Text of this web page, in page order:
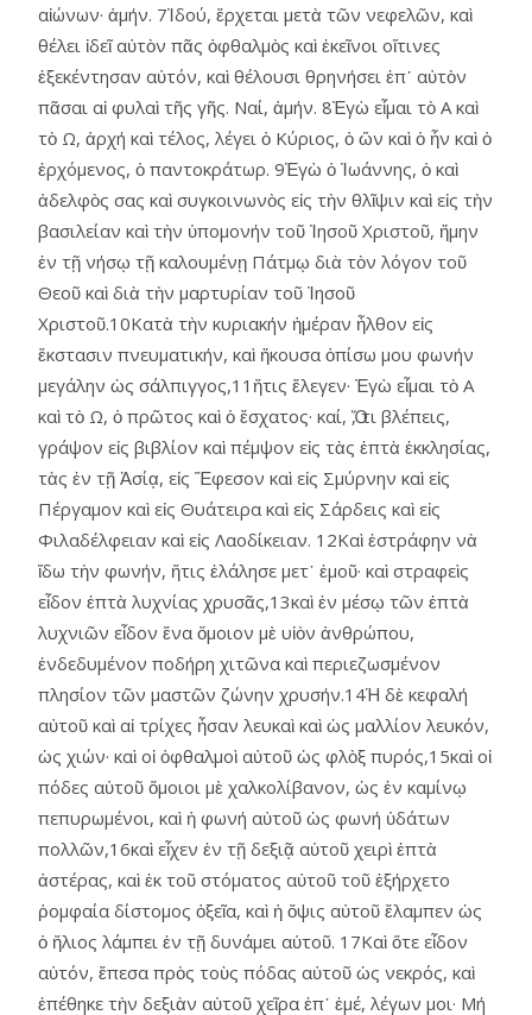
αἰώνων· ἀμήν. 7Ἰδού, ἔρχεται μετὰ τῶν νεφελῶν, καὶ
θέλει ἰδεῖ αὐτὸν πᾶς ὀφθαλμὸς καὶ ἐκεῖνοι οἵτινες
ἐξεκέντησαν αὐτόν, καὶ θέλουσι θρηνήσει ἐπ᾿ αὐτὸν
πᾶσαι αἱ φυλαὶ τῆς γῆς. Ναί, ἀμήν. 8Ἐγὼ εἶμαι τὸ Α καὶ
τὸ Ω, ἀρχή καὶ τέλος, λέγει ὁ Κύριος, ὁ ὤν καὶ ὁ ἦν καὶ ὁ
ἐρχόμενος, ὁ παντοκράτωρ. 9Ἐγὼ ὁ Ἰωάννης, ὁ καὶ
ἀδελφὸς σας καὶ συγκοινωνὸς εἰς τὴν θλῖψιν καὶ εἰς τὴν
βασιλείαν καὶ τὴν ὑπομονήν τοῦ Ἰησοῦ Χριστοῦ, ἤμην
ἐν τῇ νήσῳ τῇ καλουμένῃ Πάτμῳ διὰ τὸν λόγον τοῦ
Θεοῦ καὶ διὰ τὴν μαρτυρίαν τοῦ Ἰησοῦ
Χριστοῦ.10Κατὰ τὴν κυριακήν ἡμέραν ἦλθον εἰς
ἔκστασιν πνευματικήν, καὶ ἤκουσα ὀπίσω μου φωνήν
μεγάλην ὡς σάλπιγγος,11ἥτις ἔλεγεν· Ἐγὼ εἶμαι τὸ Α
καὶ τὸ Ω, ὁ πρῶτος καὶ ὁ ἔσχατος· καί, Ὅ, τι βλέπεις,
γράψον εἰς βιβλίον καὶ πέμψον εἰς τὰς ἑπτὰ ἐκκλησίας,
τὰς ἐν τῇ Ἀσίᾳ, εἰς Ἔφεσον καὶ εἰς Σμύρνην καὶ εἰς
Πέργαμον καὶ εἰς Θυάτειρα καὶ εἰς Σάρδεις καὶ εἰς
Φιλαδέλφειαν καὶ εἰς Λαοδίκειαν. 12Καὶ ἐστράφην νὰ
ἴδω τὴν φωνήν, ἥτις ἐλάλησε μετ᾿ ἐμοῦ· καὶ στραφεὶς
εἶδον ἑπτὰ λυχνίας χρυσᾶς,13καὶ ἐν μέσῳ τῶν ἑπτὰ
λυχνιῶν εἶδον ἕνα ὅμοιον μὲ υἱὸν ἀνθρώπου,
ἐνδεδυμένον ποδήρη χιτῶνα καὶ περιεζωσμένον
πλησίον τῶν μαστῶν ζώνην χρυσήν.14Ἡ δὲ κεφαλή
αὐτοῦ καὶ αἱ τρίχες ἦσαν λευκαὶ καὶ ὡς μαλλίον λευκόν,
ὡς χιών· καὶ οἱ ὀφθαλμοὶ αὐτοῦ ὡς φλὸξ πυρός,15καὶ οἱ
πόδες αὐτοῦ ὅμοιοι μὲ χαλκολίβανον, ὡς ἐν καμίνῳ
πεπυρωμένοι, καὶ ἡ φωνή αὐτοῦ ὡς φωνή ὑδάτων
πολλῶν,16καὶ εἶχεν ἐν τῇ δεξιᾷ αὑτοῦ χειρὶ ἑπτὰ
ἀστέρας, καὶ ἐκ τοῦ στόματος αὐτοῦ τοῦ ἐξήρχετο
ῥομφαία δίστομος ὀξεῖα, καὶ ἡ ὄψις αὐτοῦ ἔλαμπεν ὡς
ὁ ἥλιος λάμπει ἐν τῇ δυνάμει αὑτοῦ. 17Καὶ ὅτε εἶδον
αὐτόν, ἔπεσα πρὸς τοὺς πόδας αὐτοῦ ὡς νεκρός, καὶ
ἐπέθηκε τὴν δεξιὰν αὑτοῦ χεῖρα ἐπ᾿ ἐμέ, λέγων μοι· Μή